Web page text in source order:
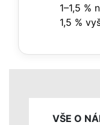
1–1,5 %
1,5 %
VŠE O